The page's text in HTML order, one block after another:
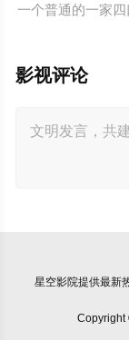
一个普通的一家
影视评论
星空影院提供最新
Copyright